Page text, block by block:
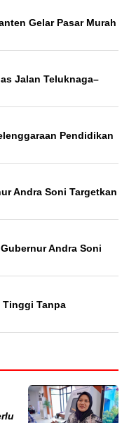
Gelar Pasar Murah
Jalan Teluknaga–
Pendidikan
Andra Soni Targetkan
Andra Soni
Tinggi Tanpa